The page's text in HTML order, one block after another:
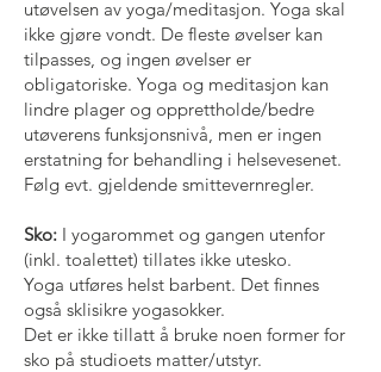
utøvelsen av yoga/meditasjon. Yoga skal
ikke gjøre vondt. De fleste øvelser kan
tilpasses, og ingen øvelser er
obligatoriske. Yoga og meditasjon kan
lindre plager og opprettholde/bedre
utøverens funksjonsnivå, men er ingen
erstatning for behandling i helsevesenet.
Følg evt. gjeldende smittevernregler.
Sko: I yogarommet og gangen utenfor
(inkl. toalettet) tillates ikke utesko.
Yoga utføres helst barbent. Det finnes
også sklisikre yogasokker.
Det er ikke tillatt å bruke noen former for
sko på studioets matter/utstyr.